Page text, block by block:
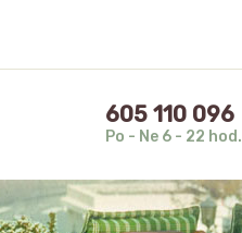
605 110 096
Po - Ne 6 - 22 hod.